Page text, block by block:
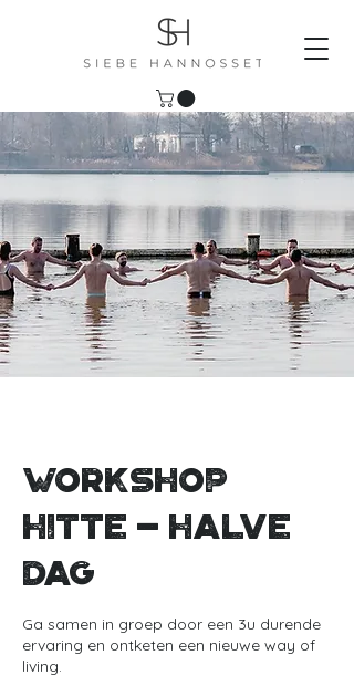
Workshop
Hitte - halve
dag
Ga samen in groep door een 3u durende
ervaring en ontketen een nieuwe way of
living.